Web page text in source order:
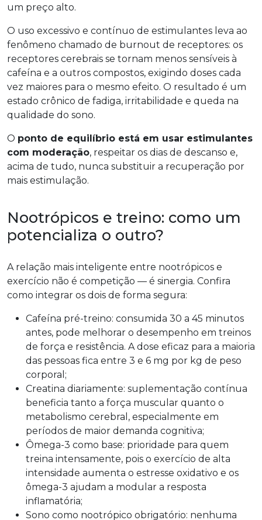
um preço alto.
O uso excessivo e contínuo de estimulantes leva ao
fenômeno chamado de burnout de receptores: os
receptores cerebrais se tornam menos sensíveis à
cafeína e a outros compostos, exigindo doses cada
vez maiores para o mesmo efeito. O resultado é um
estado crônico de fadiga, irritabilidade e queda na
qualidade do sono.
O ponto de equilíbrio está em usar estimulantes
com moderação, respeitar os dias de descanso e,
acima de tudo, nunca substituir a recuperação por
mais estimulação.
Nootrópicos e treino: como um
potencializa o outro?
A relação mais inteligente entre nootrópicos e
exercício não é competição — é sinergia. Confira
como integrar os dois de forma segura:
Cafeína pré-treino: consumida 30 a 45 minutos
antes, pode melhorar o desempenho em treinos
de força e resistência. A dose eficaz para a maioria
das pessoas fica entre 3 e 6 mg por kg de peso
corporal;
Creatina diariamente: suplementação contínua
beneficia tanto a força muscular quanto o
metabolismo cerebral, especialmente em
períodos de maior demanda cognitiva;
Ômega-3 como base: prioridade para quem
treina intensamente, pois o exercício de alta
intensidade aumenta o estresse oxidativo e os
ômega-3 ajudam a modular a resposta
inflamatória;
Sono como nootrópico obrigatório: nenhuma